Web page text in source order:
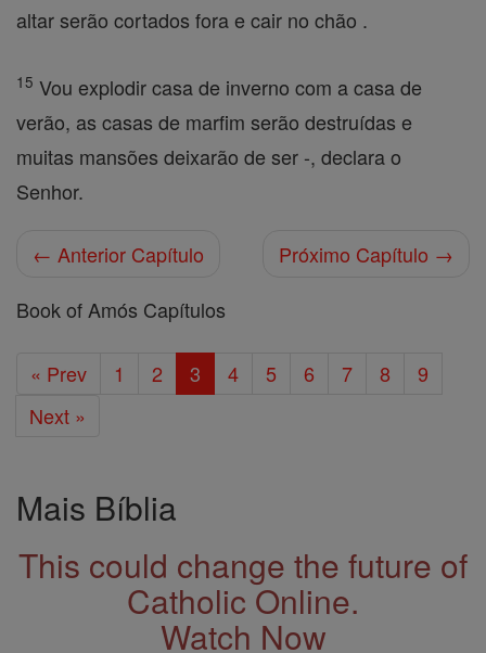
altar serão cortados fora e cair no chão .
15 Vou explodir casa de inverno com a casa de
verão, as casas de marfim serão destruídas e
muitas mansões deixarão de ser -, declara o
Senhor.
← Anterior Capítulo
Próximo Capítulo →
Book of Amós Capítulos
« Prev 1 2 3 4 5 6 7 8
9
Next »
Mais Bíblia
This could change the future of
Catholic Online.
Watch Now